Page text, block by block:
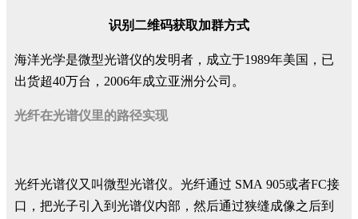
识别二维码获取加群方式
海洋光学是微型光谱仪的发明者，成立于1989年美国，已
出货超40万台，2006年成立亚洲分公司。
光纤在光谱仪里的路径实现
光纤光谱仪又叫微型光谱仪。光纤通过 SMA 905或者FC接
口，把光子引入到光谱仪内部，然后通过狭缝成像之后到